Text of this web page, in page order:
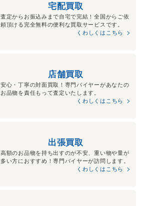
宅配買取
査定からお振込みまで自宅で完結！全国からご依
頼頂ける完全無料の便利な買取サービスです。
くわしくはこちら
店舗買取
安心・丁寧の対面買取！専門バイヤーがあなたの
お品物を責任もって査定いたします。
くわしくはこちら
出張買取
高額のお品物を持ち出すのが不安、重い物や量が
多い方におすすめ！専門バイヤーが訪問します。
くわしくはこちら